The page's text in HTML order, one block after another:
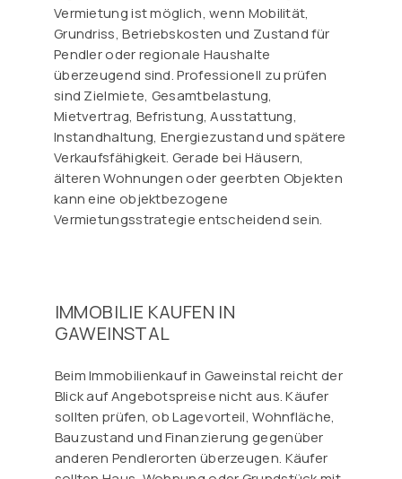
Vermietung ist möglich, wenn Mobilität,
Grundriss, Betriebskosten und Zustand für
Pendler oder regionale Haushalte
überzeugend sind. Professionell zu prüfen
sind Zielmiete, Gesamtbelastung,
Mietvertrag, Befristung, Ausstattung,
Instandhaltung, Energiezustand und spätere
Verkaufsfähigkeit. Gerade bei Häusern,
älteren Wohnungen oder geerbten Objekten
kann eine objektbezogene
Vermietungsstrategie entscheidend sein.
IMMOBILIE KAUFEN IN
GAWEINSTAL
Beim Immobilienkauf in Gaweinstal reicht der
Blick auf Angebotspreise nicht aus. Käufer
sollten prüfen, ob Lagevorteil, Wohnfläche,
Bauzustand und Finanzierung gegenüber
anderen Pendlerorten überzeugen. Käufer